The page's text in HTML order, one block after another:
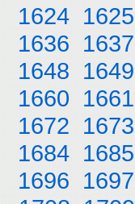
1624 1625
1636 1637
1648 1649
1660 1661
1672 1673
1684 1685
1696 1697